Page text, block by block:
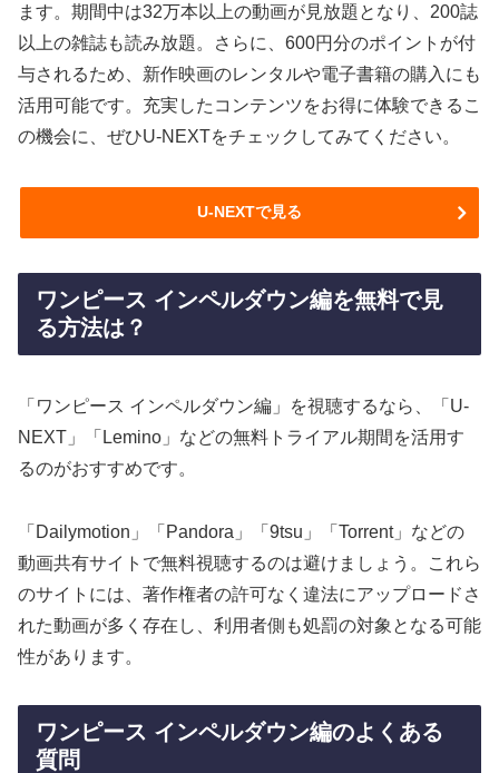
ます。期間中は32万本以上の動画が見放題となり、200誌
以上の雑誌も読み放題。さらに、600円分のポイントが付
与されるため、新作映画のレンタルや電子書籍の購入にも
活用可能です。充実したコンテンツをお得に体験できるこ
の機会に、ぜひU-NEXTをチェックしてみてください。
U-NEXTで見る
ワンピース インペルダウン編を無料で見
る方法は？
「ワンピース インペルダウン編」を視聴するなら、「U-
NEXT」「Lemino」などの無料トライアル期間を活用す
るのがおすすめです。
「Dailymotion」「Pandora」「9tsu」「Torrent」などの
動画共有サイトで無料視聴するのは避けましょう。これら
のサイトには、著作権者の許可なく違法にアップロードさ
れた動画が多く存在し、利用者側も処罰の対象となる可能
性があります。
ワンピース インペルダウン編のよくある
質問